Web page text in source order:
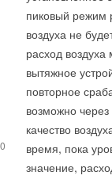
пиковый режим
воздуха не
расход
вытяжное
повторное
возможно
качество
время, пока
значение,
Ваш E-